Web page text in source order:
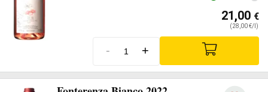
21,00 €
(28,00 €/l)
- +